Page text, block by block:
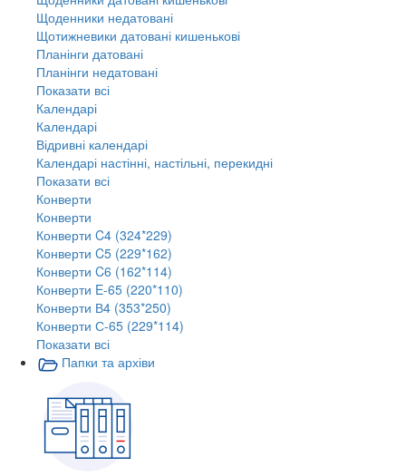
Щоденники недатовані
Щотижневики датовані кишенькові
Планінги датовані
Планінги недатовані
Показати всі
Календарі
Календарі
Відривні календарі
Календарі настінні, настільні, перекидні
Показати всі
Конверти
Конверти
Конверти C4 (324*229)
Конверти C5 (229*162)
Конверти C6 (162*114)
Конверти E-65 (220*110)
Конверти В4 (353*250)
Конверти С-65 (229*114)
Показати всі
Папки та архіви